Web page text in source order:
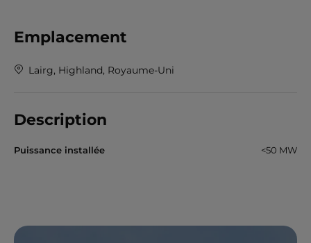
Emplacement
Lairg, Highland, Royaume-Uni
Description
Puissance installée <50 MW